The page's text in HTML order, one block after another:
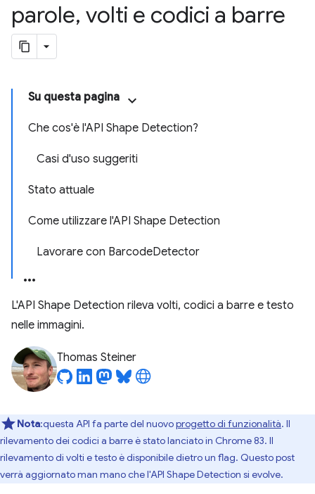
parole, volti e codici a barre
Su questa pagina
Che cos'è l'API Shape Detection?
Casi d'uso suggeriti
Stato attuale
Come utilizzare l'API Shape Detection
Lavorare con BarcodeDetector
L'API Shape Detection rileva volti, codici a barre e testo
nelle immagini.
Thomas Steiner
Nota:questa API fa parte del nuovoprogetto di funzionalità. Il
rilevamento dei codici a barre è stato lanciato in Chrome 83. Il
rilevamento di volti e testo è disponibile dietro un flag. Questo post
verrà aggiornato man mano che l'API Shape Detection si evolve.